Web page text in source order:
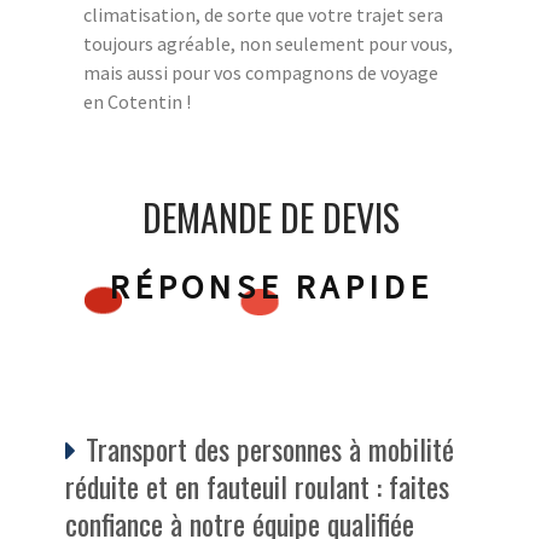
climatisation, de sorte que votre trajet sera
toujours agréable, non seulement pour vous,
mais aussi pour vos compagnons de voyage
en Cotentin !
DEMANDE DE DEVIS
RÉPONSE RAPIDE
Transport des personnes à mobilité
réduite et en fauteuil roulant : faites
confiance à notre équipe qualifiée